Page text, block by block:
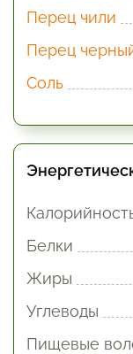
Перец чили
Перец
Соль
Белки
Жиры
Углеводы
Пищевые